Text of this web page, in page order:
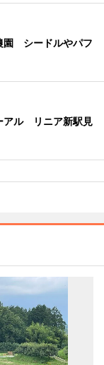
園 シードルやパフ
アル リニア新駅見